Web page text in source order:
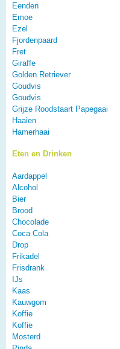
Eenden
Emoe
Ezel
Fjordenpaard
Fret
Giraffe
Golden Retriever
Goudvis
Goudvis
Grijze Roodstaart Papegaai
Haaien
Hamerhaai
Eten en Drinken
Aardappel
Alcohol
Bier
Brood
Chocolade
Coca Cola
Drop
Frikadel
Frisdrank
IJs
Kaas
Kauwgom
Koffie
Koffie
Mosterd